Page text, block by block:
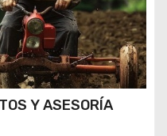
Y ASESORÍA